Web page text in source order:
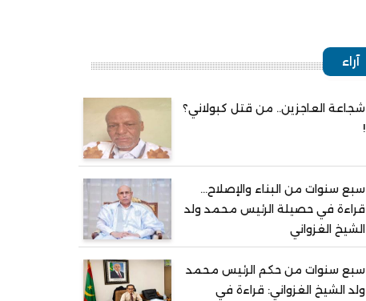
آراء
شجاعة العاجزين.. من قتل كبولاني؟
!
سبع سنوات من البناء والإصلاح...
قراءة في حصيلة الرئيس محمد ولد
الشيخ الغزواني
سبع سنوات من حكم الرئيس محمد
ولد الشيخ الغزواني: قراءة في